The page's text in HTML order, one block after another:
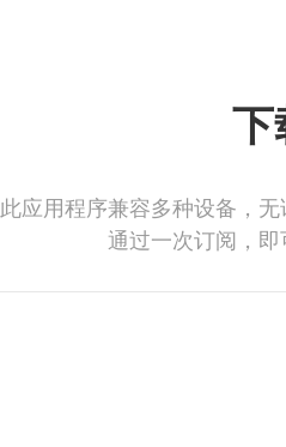
下
此应用程序兼容多种设备，
通过一次订阅，即